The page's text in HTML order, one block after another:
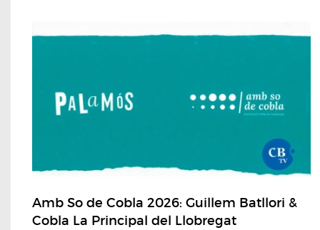
Amb So de Cobla 2026: Guillem Batllori &
Cobla La Principal del Llobregat